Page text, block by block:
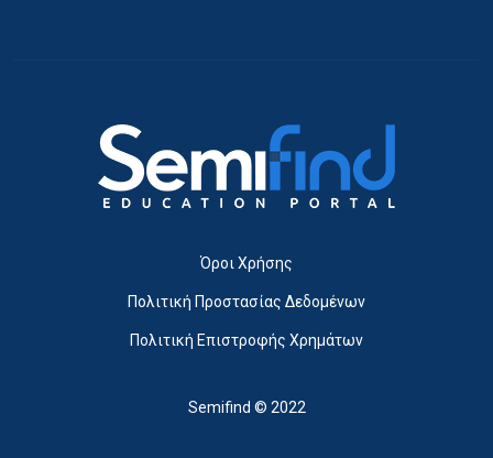
Όροι Χρήσης
Πολιτική Προστασίας Δεδομένων
Πολιτική Επιστροφής Χρημάτων
Semifind © 2022